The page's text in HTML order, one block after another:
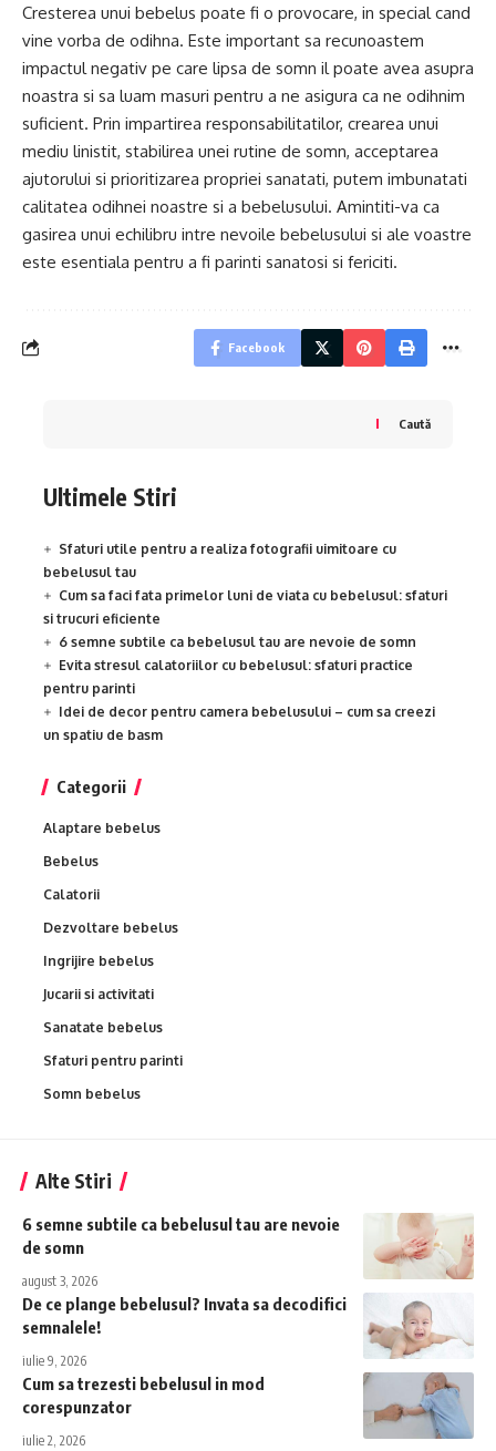
Cresterea unui bebelus poate fi o provocare, in special cand
vine vorba de odihna. Este important sa recunoastem
impactul negativ pe care lipsa de somn il poate avea asupra
noastra si sa luam masuri pentru a ne asigura ca ne odihnim
suficient. Prin impartirea responsabilitatilor, crearea unui
mediu linistit, stabilirea unei rutine de somn, acceptarea
ajutorului si prioritizarea propriei sanatati, putem imbunatati
calitatea odihnei noastre si a bebelusului. Amintiti-va ca
gasirea unui echilibru intre nevoile bebelusului si ale voastre
este esentiala pentru a fi parinti sanatosi si fericiti.
Facebook
Caută
Ultimele Stiri
Sfaturi utile pentru a realiza fotografii uimitoare cu
bebelusul tau
Cum sa faci fata primelor luni de viata cu bebelusul: sfaturi
si trucuri eficiente
6 semne subtile ca bebelusul tau are nevoie de somn
Evita stresul calatoriilor cu bebelusul: sfaturi practice
pentru parinti
Idei de decor pentru camera bebelusului – cum sa creezi
un spatiu de basm
Categorii
Alaptare bebelus
Bebelus
Calatorii
Dezvoltare bebelus
Ingrijire bebelus
Jucarii si activitati
Sanatate bebelus
Sfaturi pentru parinti
Somn bebelus
Alte Stiri
6 semne subtile ca bebelusul tau are nevoie
de somn
august 3, 2026
De ce plange bebelusul? Invata sa decodifici
semnalele!
iulie 9, 2026
Cum sa trezesti bebelusul in mod
corespunzator
iulie 2, 2026